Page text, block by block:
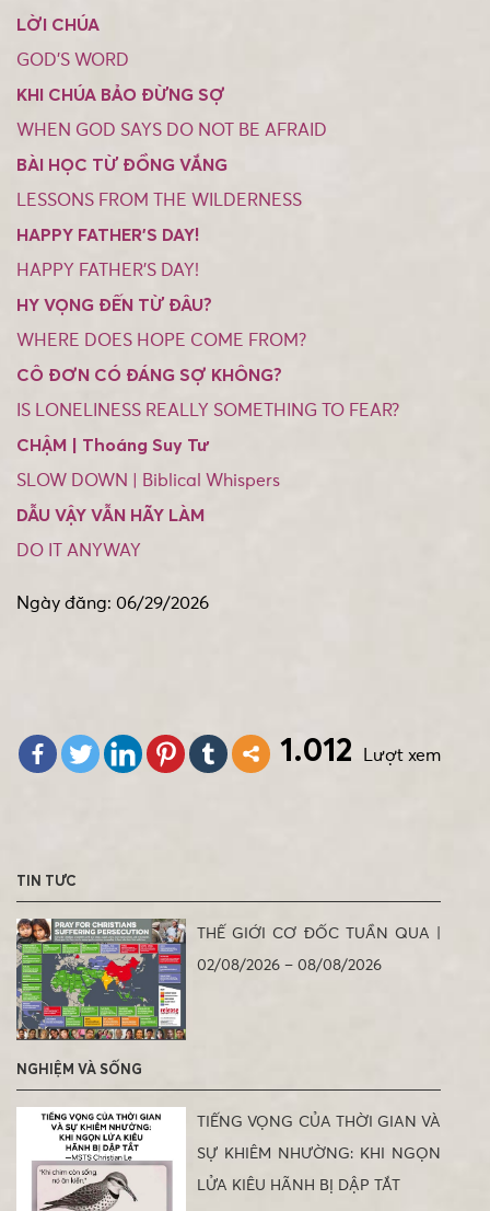
LỜI CHÚA
GOD’S WORD
KHI CHÚA BẢO ĐỪNG SỢ
WHEN GOD SAYS DO NOT BE AFRAID
BÀI HỌC TỪ ĐỒNG VẮNG
LESSONS FROM THE WILDERNESS
HAPPY FATHER’S DAY!
HAPPY FATHER’S DAY!
HY VỌNG ĐẾN TỪ ĐÂU?
WHERE DOES HOPE COME FROM?
CÔ ĐƠN CÓ ĐÁNG SỢ KHÔNG?
IS LONELINESS REALLY SOMETHING TO FEAR?
CHẬM | Thoáng Suy Tư
SLOW DOWN | Biblical Whispers
DẪU VẬY VẪN HÃY LÀM
DO IT ANYWAY
Ngày đăng: 06/29/2026
Lượt xem
1.012
TIN TỨC
THẾ GIỚI CƠ ĐỐC TUẦN QUA |
02/08/2026 – 08/08/2026
NGHIỆM VÀ SỐNG
TIẾNG VỌNG CỦA THỜI GIAN VÀ
SỰ KHIÊM NHƯỜNG: KHI NGỌN
LỬA KIÊU HÃNH BỊ DẬP TẮT